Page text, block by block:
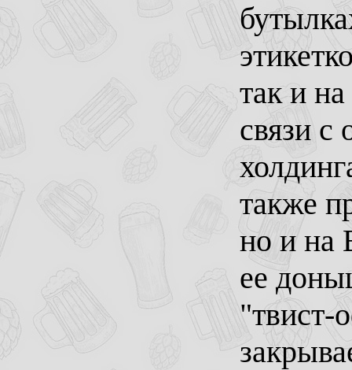
так и
связи с
также
но и на
ее
"твист-